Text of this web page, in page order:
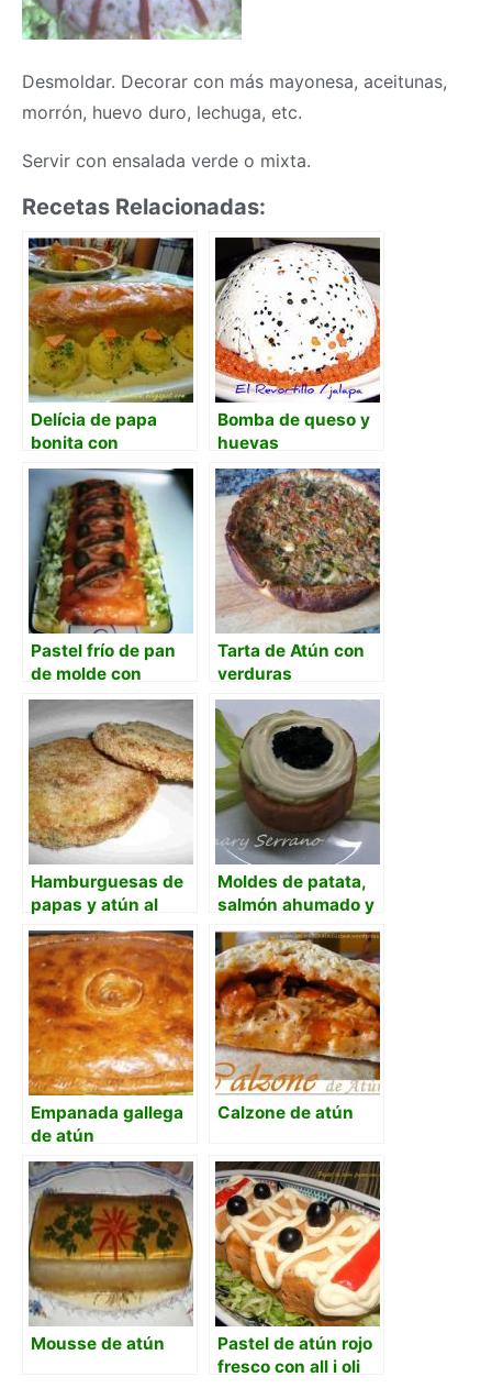
Desmoldar. Decorar con más mayonesa, aceitunas,
morrón, huevo duro, lechuga, etc.
Servir con ensalada verde o mixta.
Recetas Relacionadas:
Delícia de papa
bonita con
aguacate a la
frambuesa
Bomba de queso y
huevas
Pastel frío de pan
de molde con
salmón ahumado y
atún
Tarta de Atún con
verduras
Hamburguesas de
papas y atún al
horno
Moldes de patata,
salmón ahumado y
caviar
Empanada gallega
de atún
Calzone de atún
Mousse de atún
Pastel de atún rojo
fresco con all i oli